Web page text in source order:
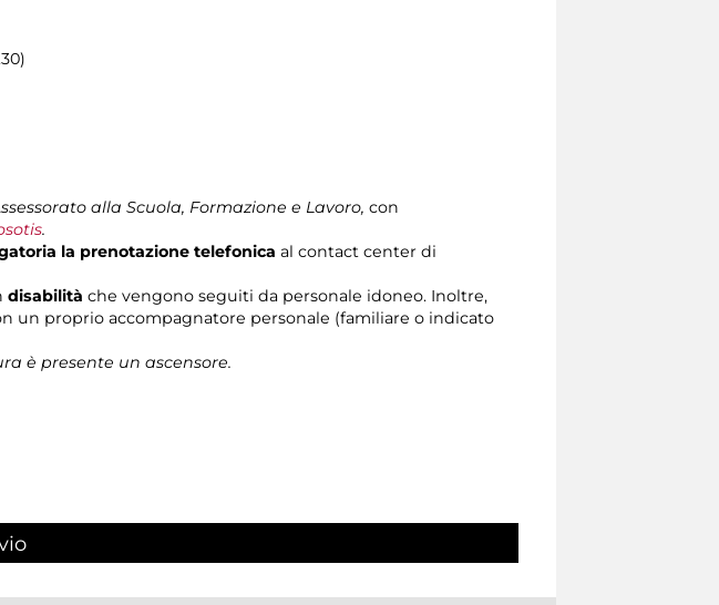
alla Scuola, Formazione e Lavoro, con
.
la prenotazione telefonica al contact center di
disabilità che vengono seguiti da personale idoneo. Inoltre,
un proprio accompagnatore personale (familiare o indicato
è presente un ascensore.